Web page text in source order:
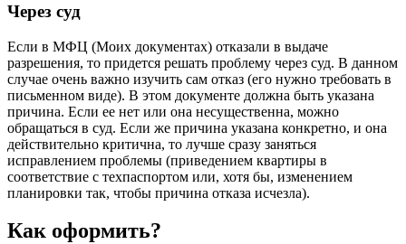
Через суд
Если в МФЦ (Моих документах) отказали в выдаче
разрешения, то придется решать проблему через суд. В данном
случае очень важно изучить сам отказ (его нужно требовать в
письменном виде). В этом документе должна быть указана
причина. Если ее нет или она несущественна, можно
обращаться в суд. Если же причина указана конкретно, и она
действительно критична, то лучше сразу заняться
исправлением проблемы (приведением квартиры в
соответствие с техпаспортом или, хотя бы, изменением
планировки так, чтобы причина отказа исчезла).
Как оформить?